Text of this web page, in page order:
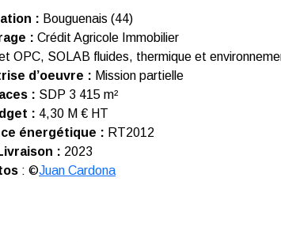
: Bouguenais (44)
: Crédit Agricole Immobilier
OPC, SOLAB fluides, thermique et
d’oeuvre : Mission partielle
: SDP 3 415 m²
: 4,30 M € HT
énergétique : RT2012
: 2023
: ©Juan Cardona